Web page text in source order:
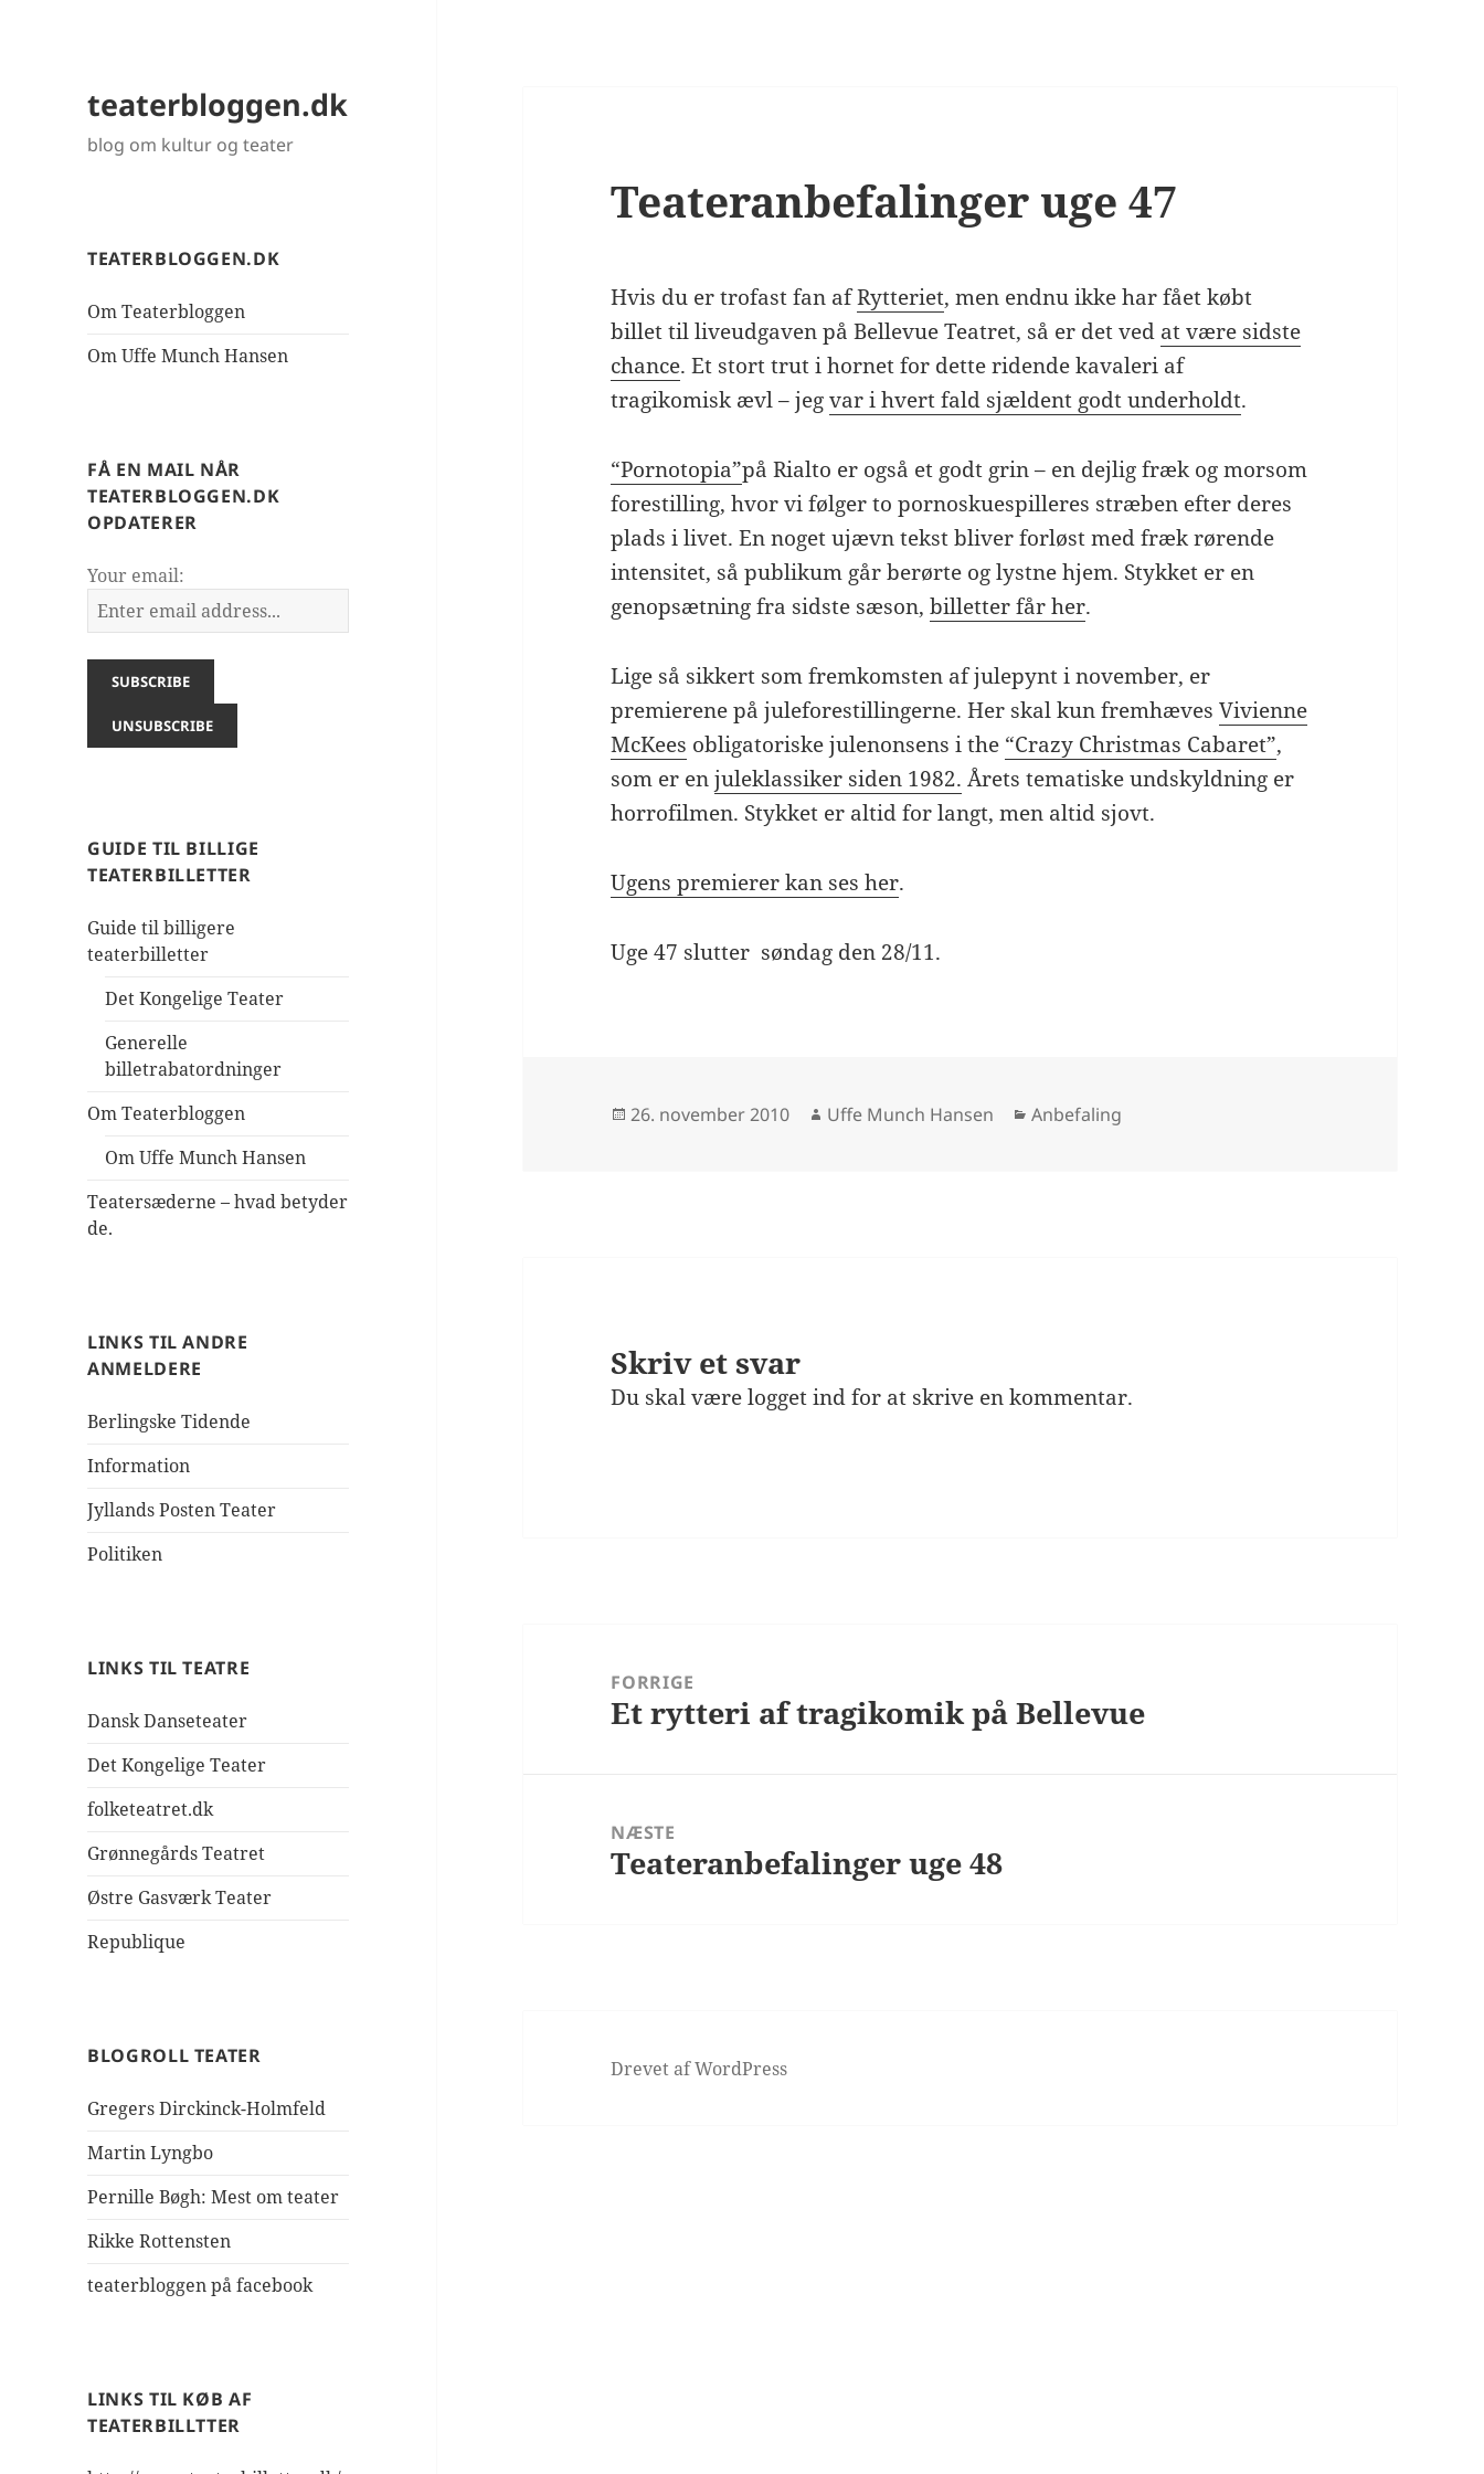
teaterbloggen.dk
blog om kultur og teater
TEATERBLOGGEN.DK
Om Teaterbloggen
Om Uffe Munch Hansen
FÅ EN MAIL NÅR
TEATERBLOGGEN.DK
OPDATERER
Your email:
GUIDE TIL BILLIGE
TEATERBILLETTER
Guide til billigere
teaterbilletter
Det Kongelige Teater
Generelle
billetrabatordninger
Om Teaterbloggen
Om Uffe Munch Hansen
Teatersæderne – hvad betyder
de.
LINKS TIL ANDRE
ANMELDERE
Berlingske Tidende
Information
Jyllands Posten Teater
Politiken
LINKS TIL TEATRE
Dansk Danseteater
Det Kongelige Teater
folketeatret.dk
Grønnegårds Teatret
Østre Gasværk Teater
Republique
BLOGROLL TEATER
Gregers Dirckinck-Holmfeld
Martin Lyngbo
Pernille Bøgh: Mest om teater
Rikke Rottensten
teaterbloggen på facebook
LINKS TIL KØB AF
TEATERBILLTTER
Teateranbefalinger uge 47
Hvis du er trofast fan afRytteriet, men endnu ikke har fået købt
billet til liveudgaven på Bellevue Teatret, så er det ved at være sidste
chance. Et stort trut i hornet for dette ridende kavaleri af
tragikomisk ævl – jegvar i hvert fald sjældent godt underholdt.
“Pornotopia”på Rialto er også et godt grin – en dejlig fræk og morsom
forestilling, hvor vi følger to pornoskuespilleres stræben efter deres
plads i livet. En noget ujævn tekst bliver forløst med fræk rørende
intensitet, så publikum går berørte og lystne hjem. Stykket er en
genopsætning fra sidste sæson,billetter får her.
Lige så sikkert som fremkomsten af julepynt i november, er
premierene på juleforestillingerne. Her skal kun fremhævesVivienne
McKees obligatoriske julenonsens i the “Crazy Christmas Cabaret”,
som er enjuleklassiker siden 1982. Årets tematiske undskyldning er
horrofilmen. Stykket er altid for langt, men altid sjovt.
Ugens premierer kan ses her.
Uge 47 slutter søndag den 28/11.
Udgivet
26. november 2010 Forfatter
Uffe Munch Hansen Kategorier
Anbefaling
Skriv et svar
Du skal værelogget indfor at skrive en kommentar.
FORRIGE
Forrige
Et rytteri af tragikomik på Bellevue
NÆSTE
Næste
Teateranbefalinger uge 48
Drevet af WordPress